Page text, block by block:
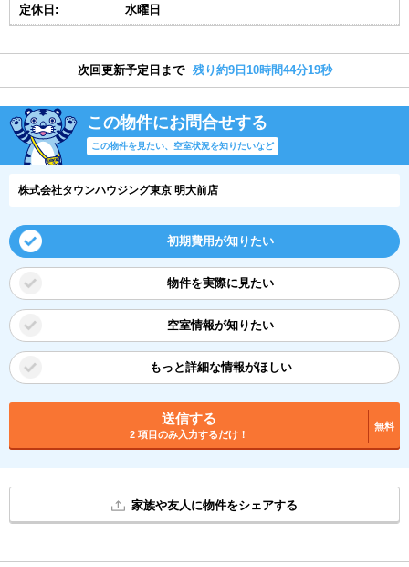
定休日: 水曜日
次回更新予定日まで 残り約9日10時間44分18秒
この物件にお問合せする
この物件を見たい、空室状況を知りたいなど
株式会社タウンハウジング東京 明大前店
初期費用が知りたい
物件を実際に見たい
空室情報が知りたい
もっと詳細な情報がほしい
送信する
2 項目のみ入力するだけ！
無料
家族や友人に物件をシェアする